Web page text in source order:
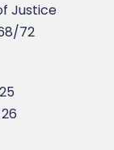
Justice
72